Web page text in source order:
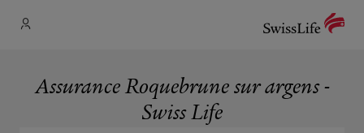
Assurance Roquebrune sur argens -
Swiss Life